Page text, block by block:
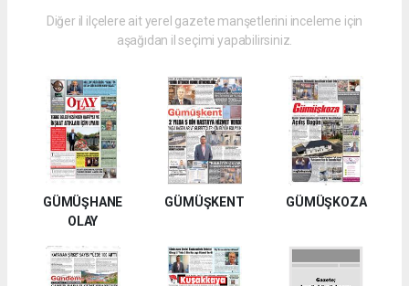
Diğer il ilçelere ait yerel gazete manşetlerini inceleme için
aşağıdan il seçimi yapabilirsiniz.
GÜMÜŞHANE
OLAY
GÜMÜŞKENT GÜMÜŞKOZA